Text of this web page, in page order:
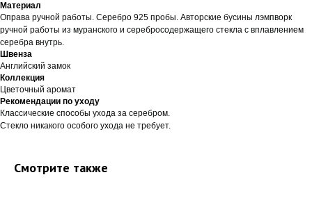
Материал
Оправа ручной работы. Серебро 925 пробы. Авторские бусины лэмпворк
ручной работы из муранского и серебросодержащего стекла с вплавлением
серебра внутрь.
Швенза
Английский замок
Коллекция
Цветочный аромат
Рекомендации по уходу
Классические способы ухода за серебром.
Стекло никакого особого ухода не требует.
Смотрите также